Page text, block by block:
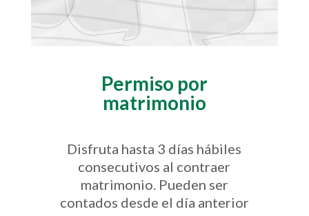
Permiso por
matrimonio
Disfruta hasta 3 días hábiles
consecutivos al contraer
matrimonio. Pueden ser
contados desde el día anterior